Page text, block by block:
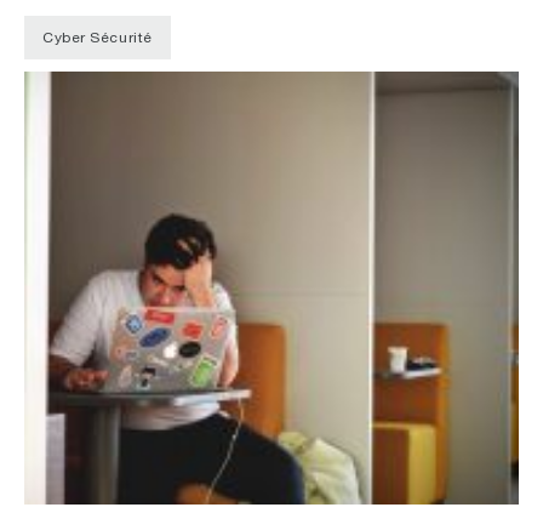
Cyber Sécurité